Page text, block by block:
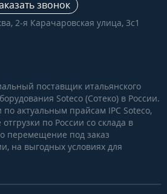
звонок
2-я Карачаровская улица, 3с1
поставщик итальянского
Soteco (Сотеко) в России.
актуальным прайсам IPC Soteco,
по России со склада в
перемещение под заказ
на выгодных условиях для